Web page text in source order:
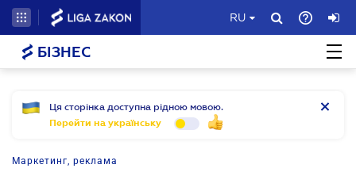
RU
БІЗНЕС
Ця сторінка доступна рідною мовою.
Перейти на українську
Маркетинг, реклама